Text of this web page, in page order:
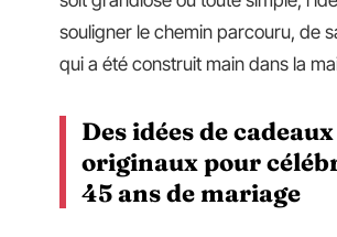
souligner le chemin parcouru, de
qui a été construit main dans la
Des idées de cadeaux
originaux pour
45 ans de mariage